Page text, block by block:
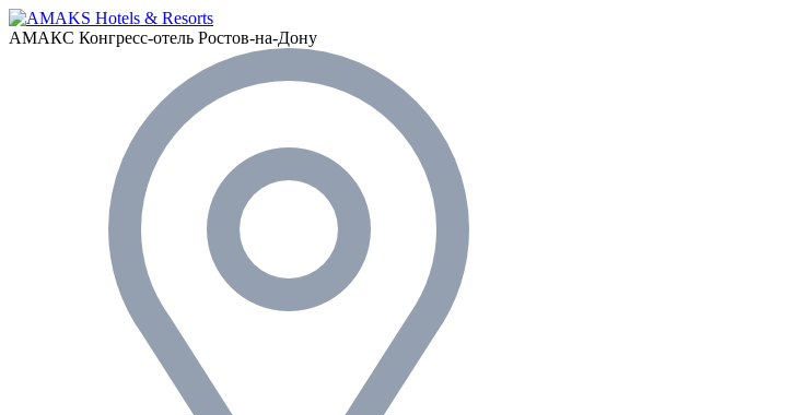
АМАКС Конгресс-отель Ростов-на-Дону